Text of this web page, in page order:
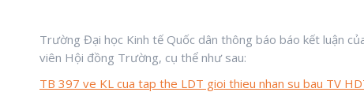
Trường Đại học Kinh tế Quốc dân thông báo báo kết luận
viên Hội đồng Trường, cụ thể như sau:
TB 397 ve KL cua tap the LDT gioi thieu nhan su bau TV